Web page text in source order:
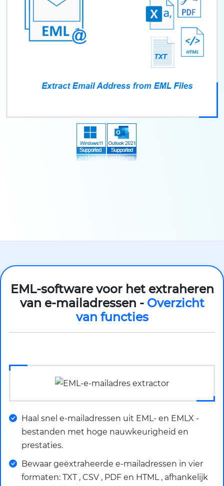
EML-software voor het extraheren
van e-mailadressen - Overzicht
van functies
Haal snel e-mailadressen uit EML- en EMLX -
bestanden met hoge nauwkeurigheid en
prestaties.
Bewaar geëxtraheerde e-mailadressen in vier
formaten: TXT , CSV , PDF en HTML , afhankelijk